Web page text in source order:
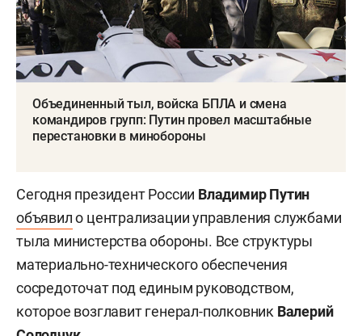
Объединенный тыл, войска БПЛА и смена
командиров групп: Путин провел масштабные
перестановки в минобороны
Сегодня президент России Владимир Путин
объявило централизации управления службами
тыла министерства обороны. Все структуры
материально-технического обеспечения
сосредоточат под единым руководством,
которое возглавит генерал-полковник Валерий